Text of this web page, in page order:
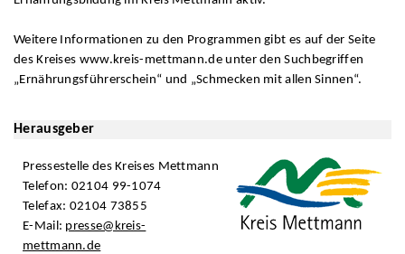
Weitere Informationen zu den Programmen gibt es auf der Seite
des Kreises www.kreis-mettmann.de unter den Suchbegriffen
„Ernährungsführerschein“ und „Schmecken mit allen Sinnen“.
Herausgeber
Pressestelle des Kreises Mettmann
Telefon: 02104 99-1074
Telefax: 02104 73855
E-Mail: presse@kreis-
mettmann.de